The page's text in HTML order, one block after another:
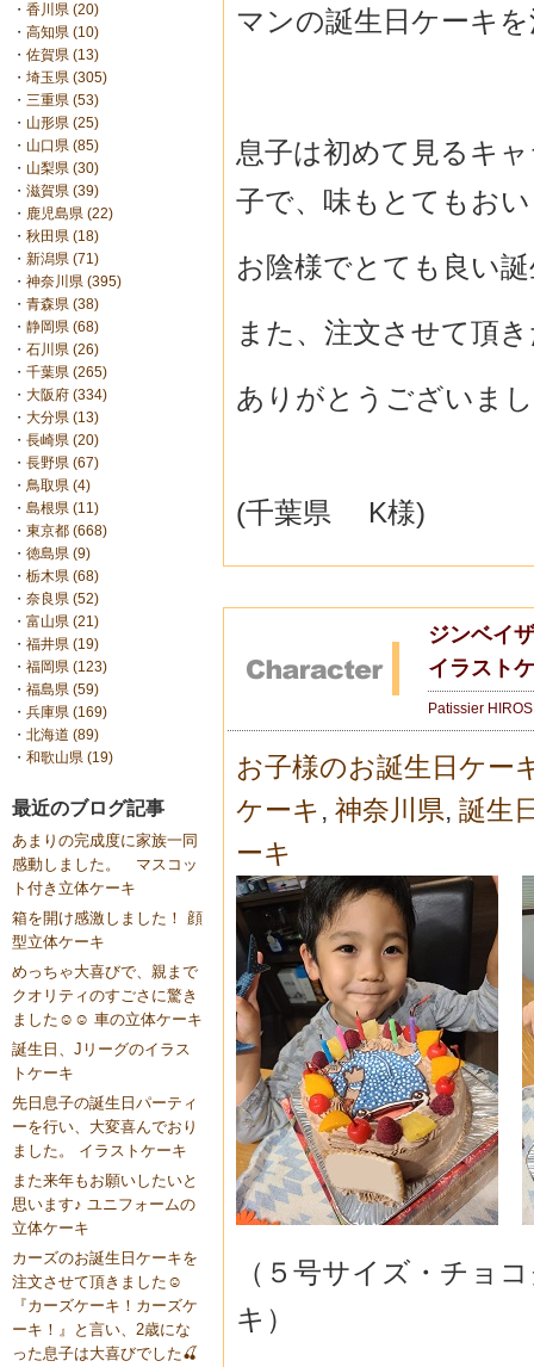
・ 香川県 (20)
・ 高知県 (10)
・ 佐賀県 (13)
・ 埼玉県 (305)
・ 三重県 (53)
・ 山形県 (25)
・ 山口県 (85)
・ 山梨県 (30)
・ 滋賀県 (39)
・ 鹿児島県 (22)
・ 秋田県 (18)
・ 新潟県 (71)
・ 神奈川県 (395)
・ 青森県 (38)
・ 静岡県 (68)
・ 石川県 (26)
・ 千葉県 (265)
・ 大阪府 (334)
・ 大分県 (13)
・ 長崎県 (20)
・ 長野県 (67)
・ 鳥取県 (4)
・ 島根県 (11)
・ 東京都 (668)
・ 徳島県 (9)
・ 栃木県 (68)
・ 奈良県 (52)
・ 富山県 (21)
・ 福井県 (19)
・ 福岡県 (123)
・ 福島県 (59)
・ 兵庫県 (169)
・ 北海道 (89)
・ 和歌山県 (19)
最近のブログ記事
あまりの完成度に家族一同
感動しました。 マスコッ
ト付き立体ケーキ
箱を開け感激しました！ 顔
型立体ケーキ
めっちゃ大喜びで、親まで
クオリティのすごさに驚き
ました☺️☺️ 車の立体ケーキ
誕生日、Jリーグのイラス
トケーキ
先日息子の誕生日パーティ
ーを行い、大変喜んでおり
ました。 イラストケーキ
また来年もお願いしたいと
思います♪ ユニフォームの
立体ケーキ
カーズのお誕生日ケーキを
注文させて頂きました☺️
『カーズケーキ！カーズケ
ーキ！』と言い、2歳にな
った息子は大喜びでした🍒
マンの誕生日ケーキ
息子は初めて見るキ
子で、 味もとてもお
お陰様でとても良い
また、注文させて頂
ありがとうございま
(千葉県 K様)
ジンベイ
イラスト
Patissier
お子様のお誕生日ケー
ケーキ , 神奈川県, 誕生
ーキ
（５号サイズ・チョ
キ）